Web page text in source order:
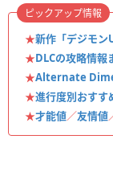
★新作「デジモン
★DLCの攻略情報
★Alternate
★進行度別おすす
★才能値／友情値
ピックアップ情報